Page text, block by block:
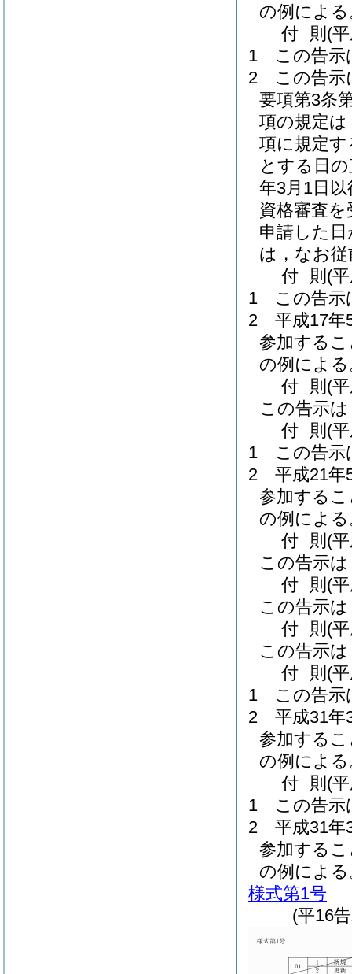
の例による
付 則 (
1
この告示
2
この告示
要項第3条
項の規定は
項に規定
とする日
年3月1日
資格審査
申請した
は，なお
付 則 (
1
この告示
2
平成17年
参加する
の例による
付 則 (
この告示
付 則 (
1
この告示
2
平成21年
参加する
の例による
付 則 (
この告示
付 則 (
この告示
付 則 (
この告示
付 則 (
1
この告示
2
平成31年
参加する
の例による
付 則 (
1
この告示
2
平成31年
参加する
の例による
様式第1号
(平16